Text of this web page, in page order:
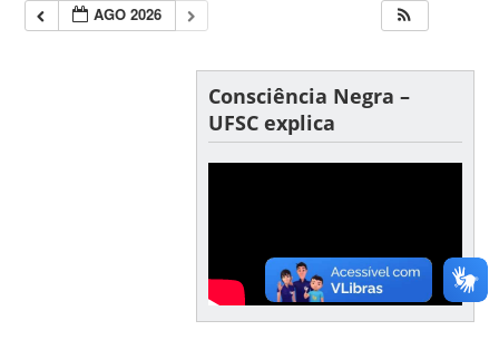
AGO 2026
Consciência Negra –
UFSC explica